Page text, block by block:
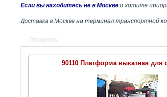
Если вы находитесь не в Москвеи хотите
Доставка в Москве на терминал транспортной
90110 Платформа выкатная для